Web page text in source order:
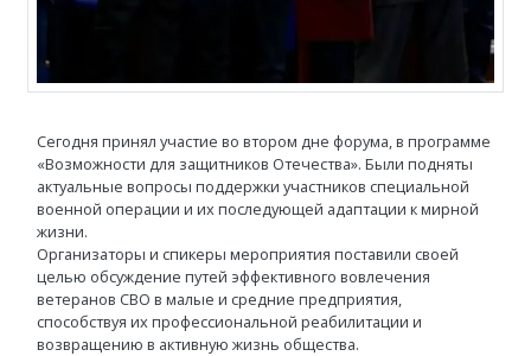
Сегодня принял участие во втором дне форума, в программе
«Возможности для защитников Отечества». Были подняты
актуальные вопросы поддержки участников специальной
военной операции и их последующей адаптации к мирной
жизни.
Организаторы и спикеры мероприятия поставили своей
целью обсуждение путей эффективного вовлечения
ветеранов СВО в малые и средние предприятия,
способствуя их профессиональной реабилитации и
возвращению в активную жизнь общества.